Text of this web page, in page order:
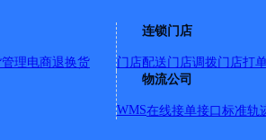
理电商退换货
连锁门店
门店配送门店调拨门店打
物流公司
WMS在线接单接口标准轨